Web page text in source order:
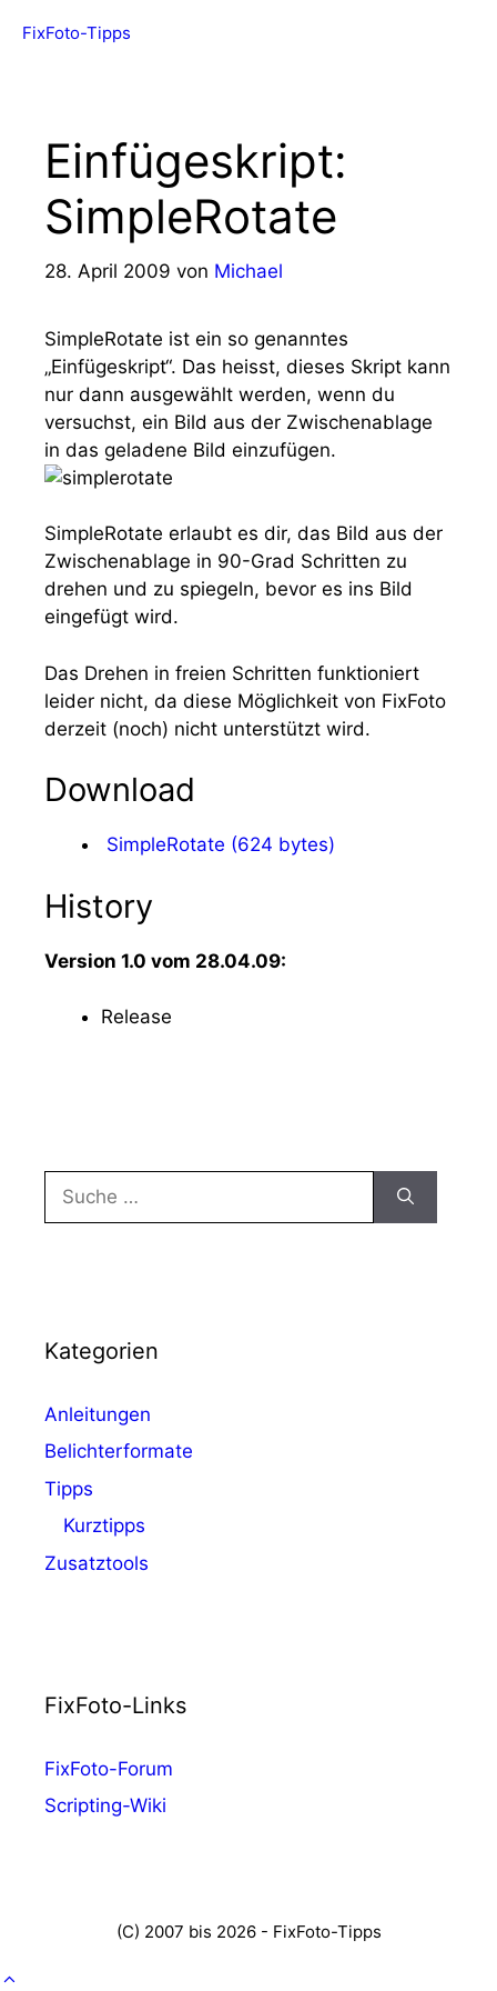
InhaltFixFoto-Tipps
Einfügeskript:
SimpleRotate
28. April 2009 von Michael
SimpleRotate ist ein so genanntes
„Einfügeskript“. Das heisst, dieses Skript kann
nur dann ausgewählt werden, wenn du
versuchst, ein Bild aus der Zwischenablage
in das geladene Bild einzufügen.
SimpleRotate erlaubt es dir, das Bild aus der
Zwischenablage in 90-Grad Schritten zu
drehen und zu spiegeln, bevor es ins Bild
eingefügt wird.
Das Drehen in freien Schritten funktioniert
leider nicht, da diese Möglichkeit von FixFoto
derzeit (noch) nicht unterstützt wird.
Download
SimpleRotate (624 bytes)
History
Version 1.0 vom 28.04.09:
Release
nach:
Kategorien
Anleitungen
Belichterformate
Tipps
Kurztipps
Zusatztools
FixFoto-Links
FixFoto-Forum
Scripting-Wiki
(C) 2007 bis 2026 - FixFoto-Tipps